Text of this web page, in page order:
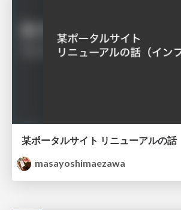
某ポータルサイト リニューアルの話
masayoshimaezawa